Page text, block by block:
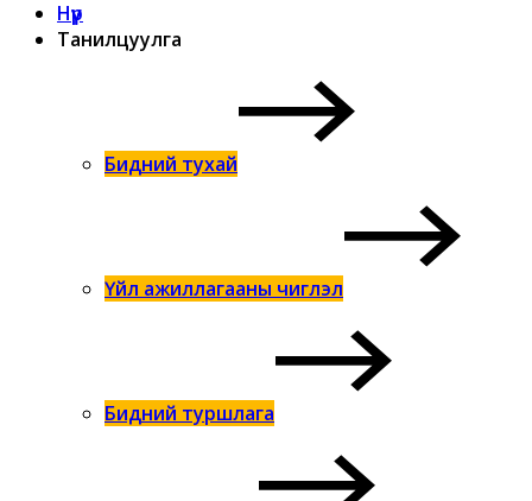
Нүүр
Танилцуулга
Бидний тухай
Үйл ажиллагааны чиглэл
Бидний туршлага